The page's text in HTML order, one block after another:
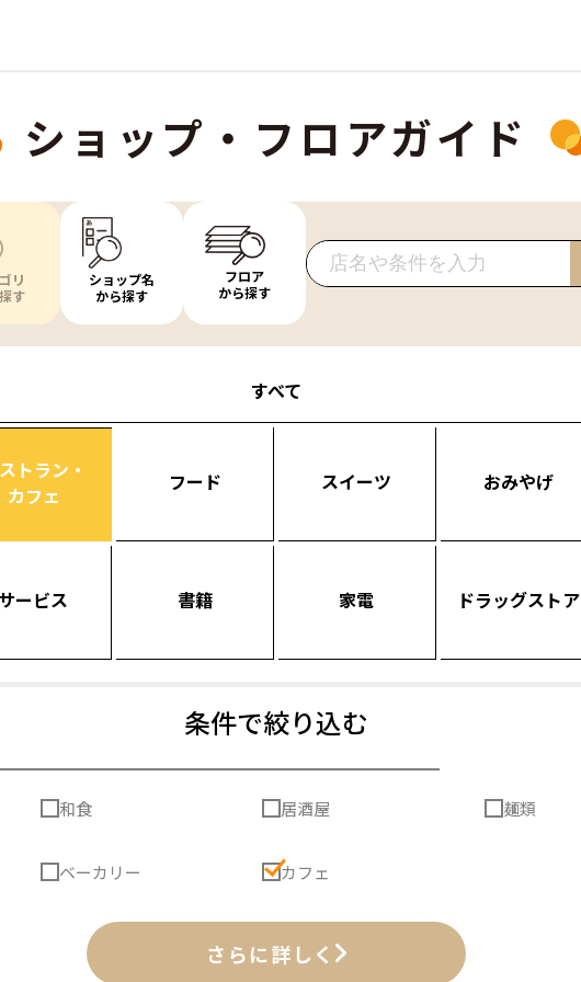
ショップ・フロアガイド
リ
す
ショップ名
から探す
フロア
から探す
すべて
トラン・
カフェ
フード スイーツ おみやげ
ービス 書籍 家電 ドラッグストア
条件で絞り込む
和食 居酒屋 麺類
ベーカリー カフェ
さらに詳しく